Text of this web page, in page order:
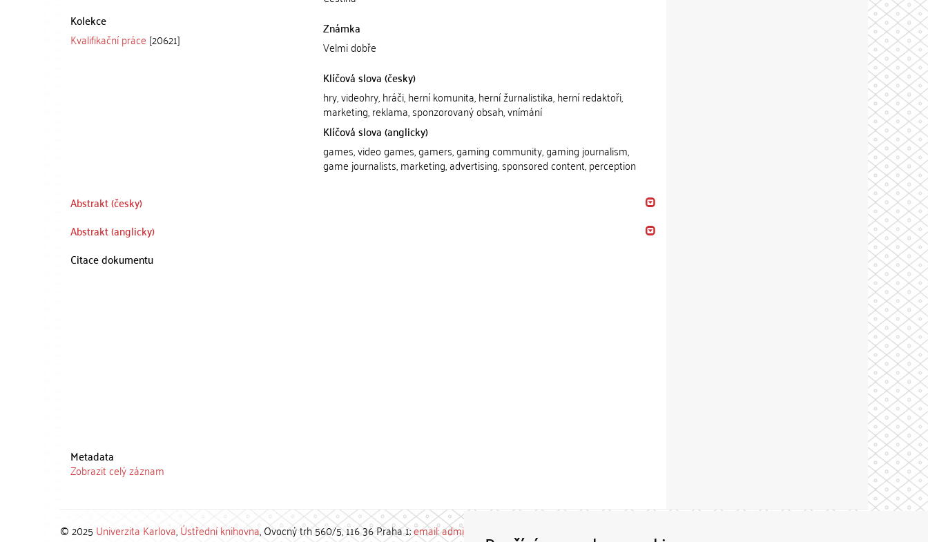
Kolekce
Kvalifikační práce [20621]
Známka
Velmi dobře
Klíčová slova (česky)
hry, videohry, hráči, herní komunita, herní žurnalistika, herní redaktoři,
marketing, reklama, sponzorovaný obsah, vnímání
Klíčová slova (anglicky)
games, video games, gamers, gaming community, gaming journalism,
game journalists, marketing, advertising, sponsored content, perception
Abstrakt (česky)
Abstrakt (anglicky)
Citace dokumentu
Metadata
Zobrazit celý záznam
© 2025 Univerzita Karlova,Ústřední knihovna, Ovocný trh 560/5, 116 36 Praha 1;email: admin-repozitar [at] cuni.cz